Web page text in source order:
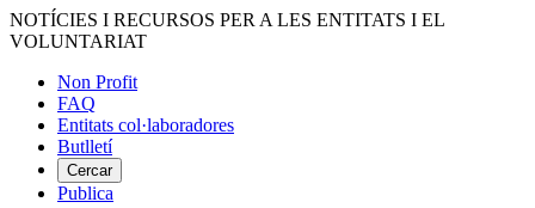
Vés
al
NOTÍCIES I RECURSOS PER A LES ENTITATS I EL
VOLUNTARIAT
Menú
del
compte
Non Profit
FAQ
Entitats col·laboradores
Butlletí
Cercar
Publica